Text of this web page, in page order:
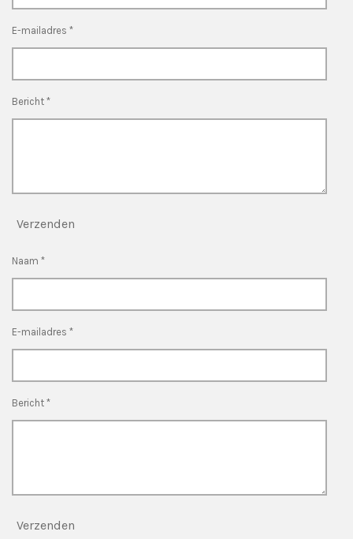
E-mailadres *
Bericht *
Verzenden
Naam *
E-mailadres *
Bericht *
Verzenden